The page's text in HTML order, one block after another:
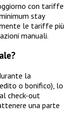
con tariffe
stay
le tariffe più
manuali.
la
o bonifico), lo
check-out
una parte